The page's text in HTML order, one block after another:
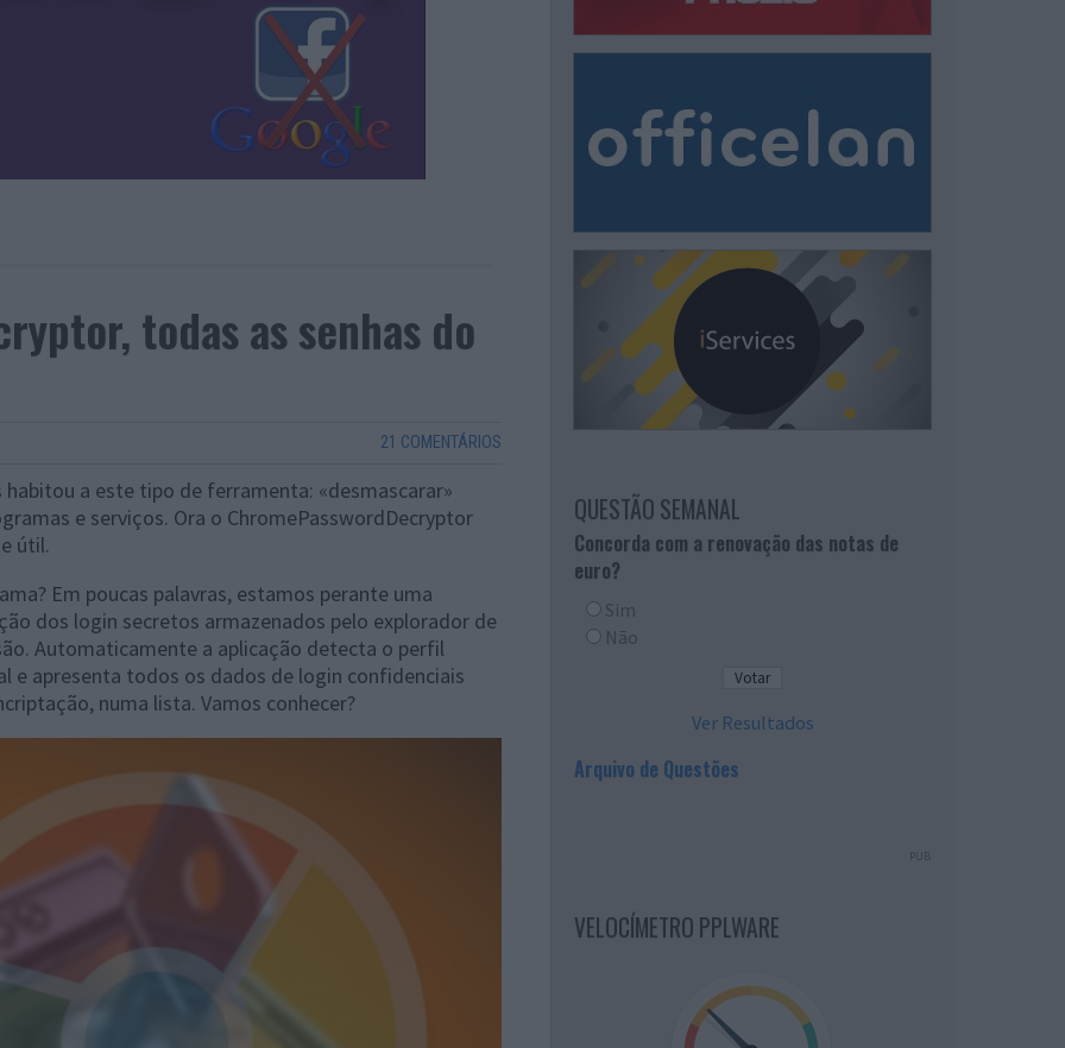
todas as senhas do
21 COMENTÁRIOS
habitou a este tipo de ferramenta: «desmascarar»
e serviços. Ora o ChromePasswordDecryptor
útil.
Em poucas palavras, estamos perante uma
dos login secretos armazenados pelo explorador de
Automaticamente a aplicação detecta o perfil
e apresenta todos os dados de login confidenciais
numa lista. Vamos conhecer?
QUESTÃO SEMANAL
Concorda com a renovação das notas de
euro?
Sim
Não
Ver Resultados
Arquivo de Questões
PUB
VELOCÍMETRO PPLWARE